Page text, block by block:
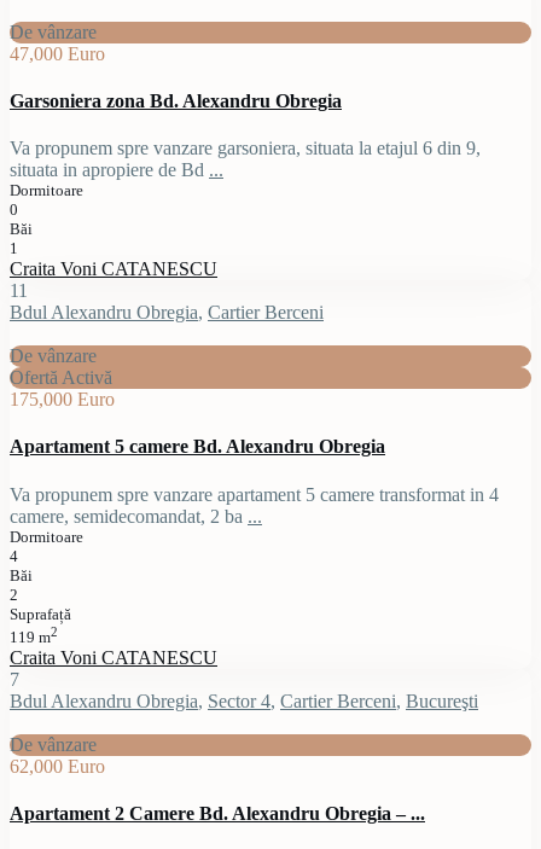
De vânzare
47,000 Euro
Garsoniera zona Bd. Alexandru Obregia
Va propunem spre vanzare garsoniera, situata la etajul 6 din 9,
situata in apropiere de Bd ...
Dormitoare
0
Băi
1
Craita Voni CATANESCU
11
Bdul Alexandru Obregia, Cartier Berceni
De vânzare
Ofertă Activă
175,000 Euro
Apartament 5 camere Bd. Alexandru Obregia
Va propunem spre vanzare apartament 5 camere transformat in 4
camere, semidecomandat, 2 ba ...
Dormitoare
4
Băi
2
Suprafață
119 m2
Craita Voni CATANESCU
7
Bdul Alexandru Obregia, Sector 4, Cartier Berceni, Bucureşti
De vânzare
62,000 Euro
Apartament 2 Camere Bd. Alexandru Obregia – ...